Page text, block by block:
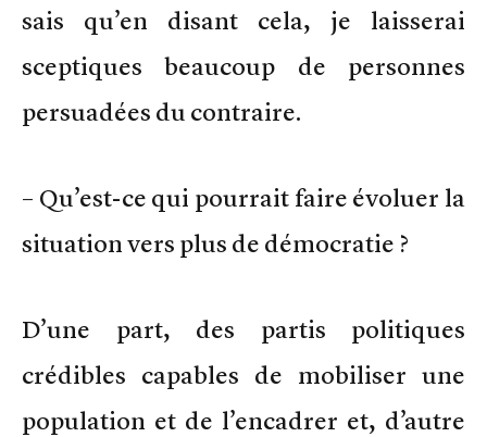
sais qu’en disant cela, je laisserai
sceptiques beaucoup de personnes
persuadées du contraire.
– Qu’est-ce qui pourrait faire évoluer la
situation vers plus de démocratie ?
D’une part, des partis politiques
crédibles capables de mobiliser une
population et de l’encadrer et, d’autre